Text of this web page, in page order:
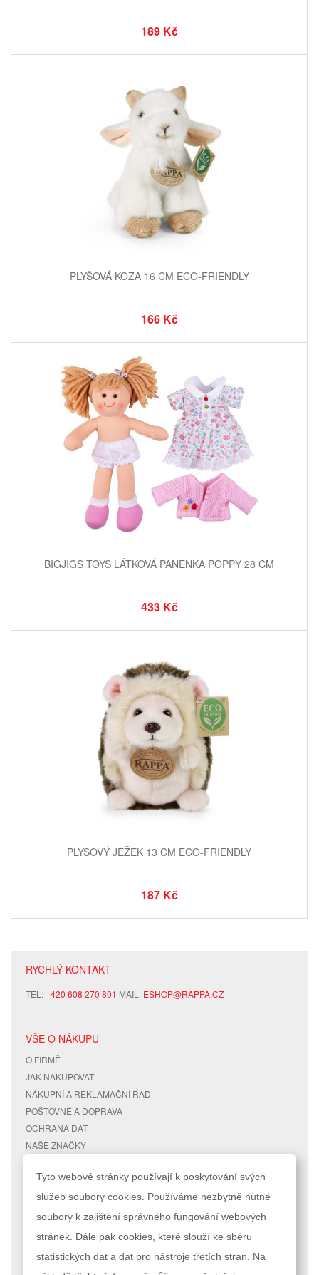
189 Kč
PLYŠOVÁ KOZA 16 CM ECO-FRIENDLY
166 Kč
BIGJIGS TOYS LÁTKOVÁ PANENKA POPPY 28 CM
433 Kč
PLYŠOVÝ JEŽEK 13 CM ECO-FRIENDLY
187 Kč
RYCHLÝ KONTAKT
TEL:+420 608 270 801 MAIL: ESHOP@RAPPA.CZ
VŠE O NÁKUPU
O FIRMĚ
JAK NAKUPOVAT
NÁKUPNÍ A REKLAMAČNÍ ŘÁD
POŠTOVNÉ A DOPRAVA
OCHRANA DAT
NAŠE ZNAČKY
RYCHLÉ ODKAZY
MAPA STRÁNEK
VYHLEDÁVANÉ TERMÍNY
POKROČILÉ VYHLEDÁVÁNÍ
ÚČET
MŮJ ÚČET
STAV OBJEDNÁVKY
Tyto webové stránky používají k poskytování svých
služeb soubory cookies. Používáme nezbytně nutné
soubory k zajištění správného fungování webových
stránek. Dále pak cookies, které slouží ke sběru
statistických dat a dat pro nástroje třetích stran. Na